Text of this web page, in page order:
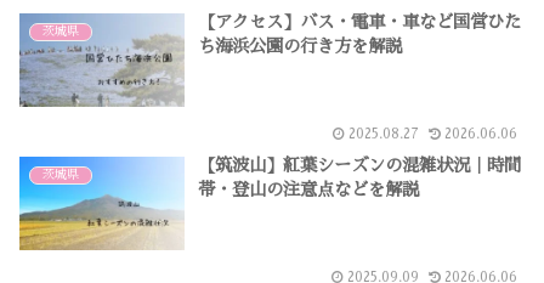
茨城県
【アクセス】バス・電車・車など国営ひた
ち海浜公園の行き方を解説
2025.08.27 2026.06.06
茨城県
【筑波山】紅葉シーズンの混雑状況｜時間
帯・登山の注意点などを解説
2025.09.09 2026.06.06